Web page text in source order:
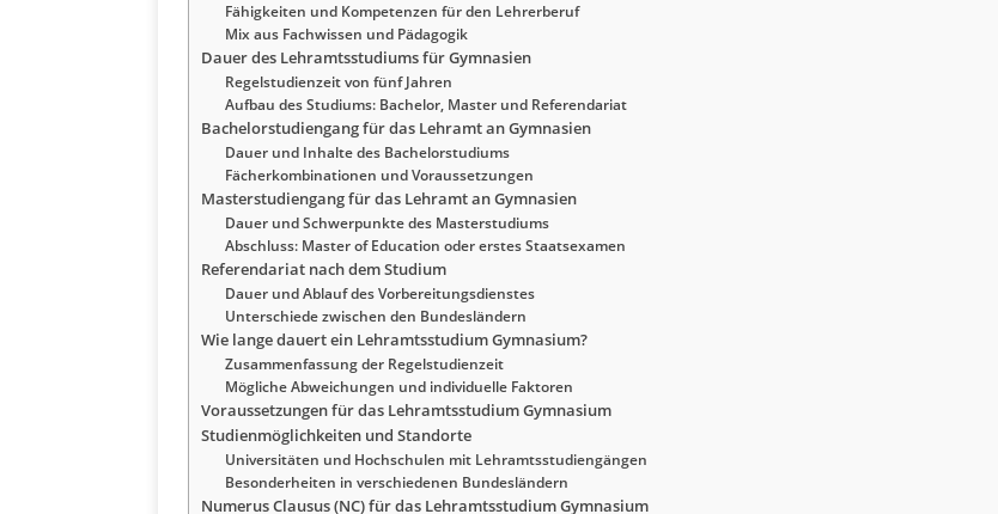
Fähigkeiten und Kompetenzen für den Lehrerberuf
Mix aus Fachwissen und Pädagogik
Dauer des Lehramtsstudiums für Gymnasien
Regelstudienzeit von fünf Jahren
Aufbau des Studiums: Bachelor, Master und Referendariat
Bachelorstudiengang für das Lehramt an Gymnasien
Dauer und Inhalte des Bachelorstudiums
Fächerkombinationen und Voraussetzungen
Masterstudiengang für das Lehramt an Gymnasien
Dauer und Schwerpunkte des Masterstudiums
Abschluss: Master of Education oder erstes Staatsexamen
Referendariat nach dem Studium
Dauer und Ablauf des Vorbereitungsdienstes
Unterschiede zwischen den Bundesländern
Wie lange dauert ein Lehramtsstudium Gymnasium?
Zusammenfassung der Regelstudienzeit
Mögliche Abweichungen und individuelle Faktoren
Voraussetzungen für das Lehramtsstudium Gymnasium
Studienmöglichkeiten und Standorte
Universitäten und Hochschulen mit Lehramtsstudiengängen
Besonderheiten in verschiedenen Bundesländern
Numerus Clausus (NC) für das Lehramtsstudium Gymnasium